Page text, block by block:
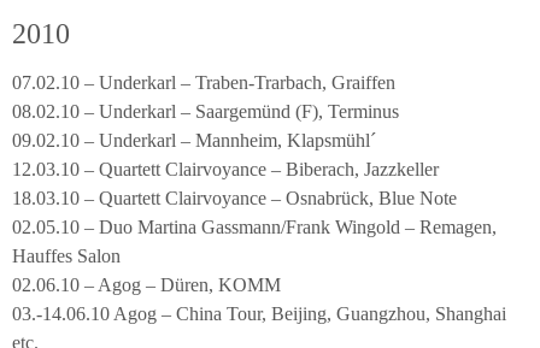
2010
07.02.10 – Underkarl – Traben-Trarbach, Graiffen
08.02.10 – Underkarl – Saargemünd (F), Terminus
09.02.10 – Underkarl – Mannheim, Klapsmühl´
12.03.10 – Quartett Clairvoyance – Biberach, Jazzkeller
18.03.10 – Quartett Clairvoyance – Osnabrück, Blue Note
02.05.10 – Duo Martina Gassmann/Frank Wingold – Remagen,
Hauffes Salon
02.06.10 – Agog – Düren, KOMM
03.-14.06.10 Agog – China Tour, Beijing, Guangzhou, Shanghai
etc.